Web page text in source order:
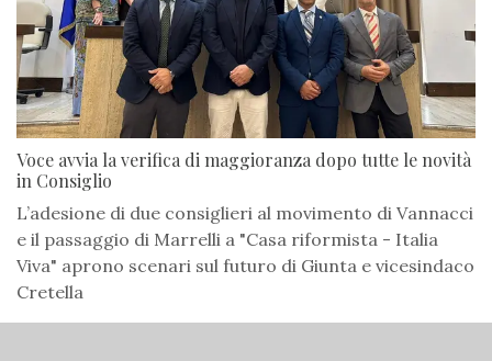
Voce avvia la verifica di maggioranza dopo tutte le novità
in Consiglio
L’adesione di due consiglieri al movimento di Vannacci
e il passaggio di Marrelli a "Casa riformista - Italia
Viva" aprono scenari sul futuro di Giunta e vicesindaco
Cretella